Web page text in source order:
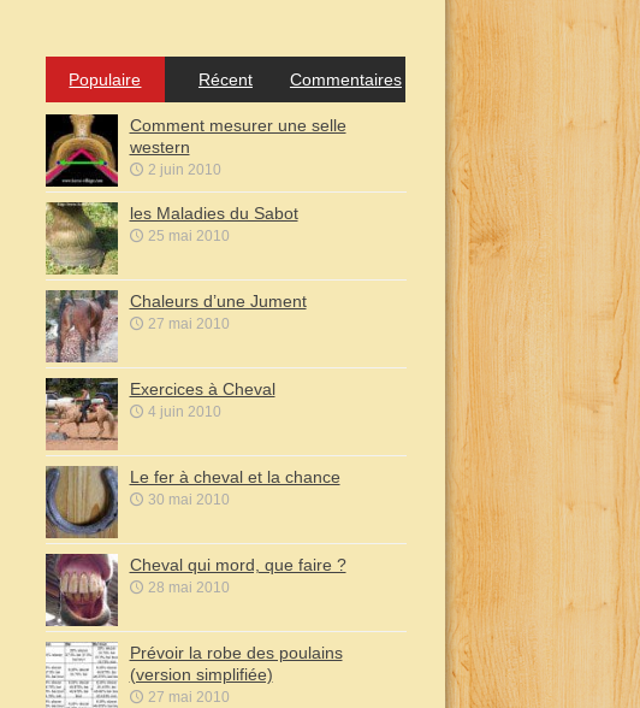
Populaire Récent Commentaires
Comment mesurer une selle
western
2 juin 2010
les Maladies du Sabot
25 mai 2010
Chaleurs d’une Jument
27 mai 2010
Exercices à Cheval
4 juin 2010
Le fer à cheval et la chance
30 mai 2010
Cheval qui mord, que faire ?
28 mai 2010
Prévoir la robe des poulains
(version simplifiée)
27 mai 2010